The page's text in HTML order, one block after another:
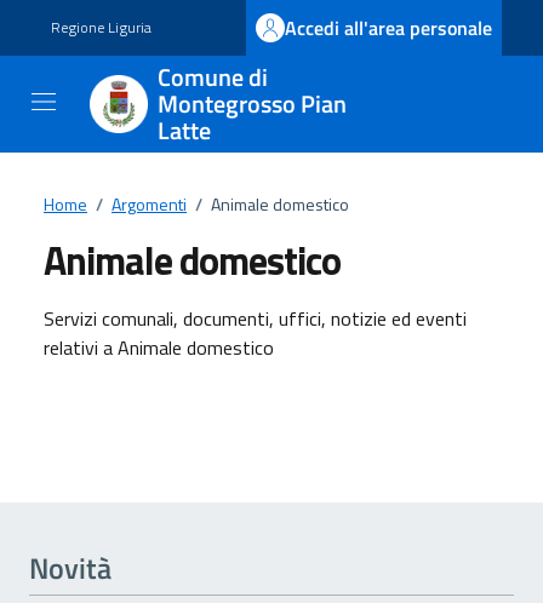
Regione Liguria Accedi all'area personale
Comune di
Montegrosso Pian
Latte
Home / Argomenti / Animale domestico
Animale domestico
Dettagli dell'argomento
Servizi comunali, documenti, uffici, notizie ed eventi
relativi a Animale domestico
Novità